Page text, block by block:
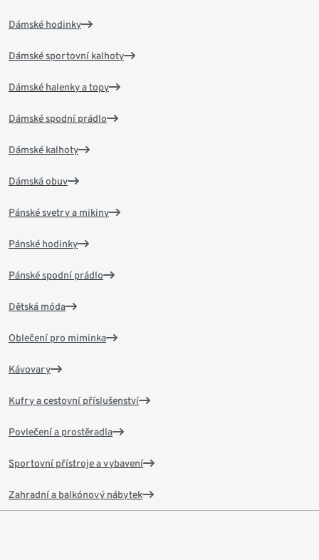
Dámské hodinky
Dámské sportovní kalhoty
Dámské halenky a topy
Dámské spodní prádlo
Dámské kalhoty
Dámská obuv
Pánské svetry a mikiny
Pánské hodinky
Pánské spodní prádlo
Dětská móda
Oblečení pro miminka
Kávovary
Kufry a cestovní příslušenství
Povlečení a prostěradla
Sportovní přístroje a vybavení
Zahradní a balkónový nábytek